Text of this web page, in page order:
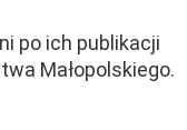
po ich publikacji
Małopolskiego.